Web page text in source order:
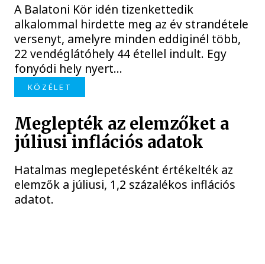
A Balatoni Kör idén tizenkettedik
alkalommal hirdette meg az év strandétele
versenyt, amelyre minden eddiginél több,
22 vendéglátóhely 44 étellel indult. Egy
fonyódi hely nyert...
KÖZÉLET
Meglepték az elemzőket a
júliusi inflációs adatok
Hatalmas meglepetésként értékelték az
elemzők a júliusi, 1,2 százalékos inflációs
adatot.